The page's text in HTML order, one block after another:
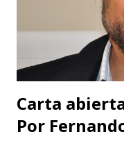
a
o
Carta
Por